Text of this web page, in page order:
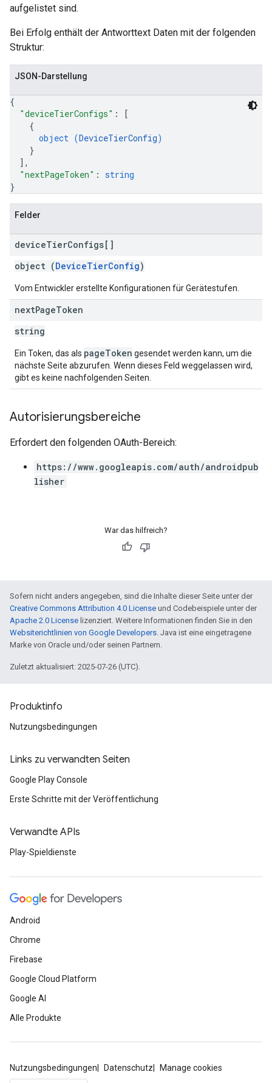
aufgelistet sind.
Bei Erfolg enthält der Antworttext Daten mit der folgenden
Struktur:
JSON-Darstellung
{
"deviceTierConfigs" :
[
{
object (DeviceTierConfig)
}
] ,
"nextPageToken" : string
}
Felder
deviceTierConfigs[]
object (DeviceTierConfig)
Vom Entwickler erstellte Konfigurationen für Gerätestufen.
nextPageToken
string
Ein Token, das als pageToken gesendet werden kann, um die
nächste Seite abzurufen. Wenn dieses Feld weggelassen wird,
gibt es keine nachfolgenden Seiten.
Autorisierungsbereiche
Erfordert den folgenden OAuth-Bereich:
https://www.googleapis.com/auth/androidpub
lisher
War das hilfreich?
Sofern nicht anders angegeben, sind die Inhalte dieser Seite unter der
Creative Commons Attribution 4.0 License und Codebeispiele unter der
Apache 2.0 License lizenziert. Weitere Informationen finden Sie in den
Websiterichtlinien von Google Developers. Java ist eine eingetragene
Marke von Oracle und/oder seinen Partnern.
Zuletzt aktualisiert: 2025-07-26 (UTC).
Produktinfo
Nutzungsbedingungen
Links zu verwandten Seiten
Google Play Console
Erste Schritte mit der Veröffentlichung
Verwandte APIs
Play-Spieldienste
Android
Chrome
Firebase
Google Cloud Platform
Google AI
Alle Produkte
Nutzungsbedingungen Datenschutz Manage cookies